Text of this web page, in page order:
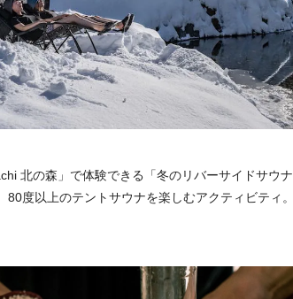
北の森」で体験できる「冬のリバーサイドサウ
80度以上のテントサウナを楽しむアクティビティ